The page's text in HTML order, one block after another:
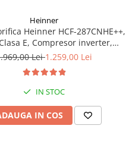
Heinner
Heinner HCF-287CNHE++,
E, Compresor inverter,
LED, Functionalitate frigider,
Lei1.259,00 Lei
IN STOC
IN COS